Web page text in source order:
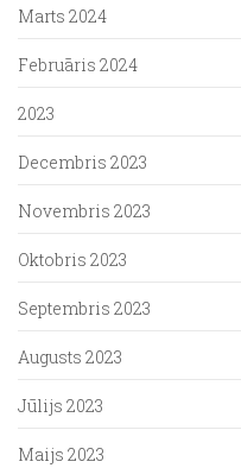
Marts 2024
Februāris 2024
2023
Decembris 2023
Novembris 2023
Oktobris 2023
Septembris 2023
Augusts 2023
Jūlijs 2023
Maijs 2023